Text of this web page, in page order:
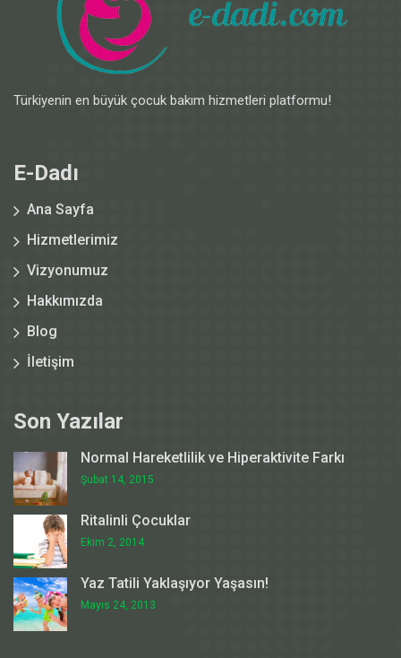
Türkiyenin en büyük çocuk bakım hizmetleri platformu!
E-Dadı
Ana Sayfa
Hizmetlerimiz
Vizyonumuz
Hakkımızda
Blog
İletişim
Son Yazılar
Normal Hareketlilik ve Hiperaktivite Farkı
Şubat 14, 2015
Ritalinli Çocuklar
Ekim 2, 2014
Yaz Tatili Yaklaşıyor Yaşasın!
Mayıs 24, 2013